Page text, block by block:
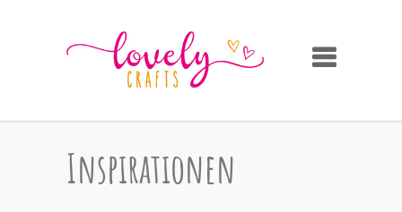
Inspirationen